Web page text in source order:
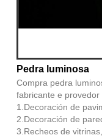
Pedra luminosa
Compra pedra
fabricante e provedor
1.Decoración de
2.Decoración de
3.Recheos de